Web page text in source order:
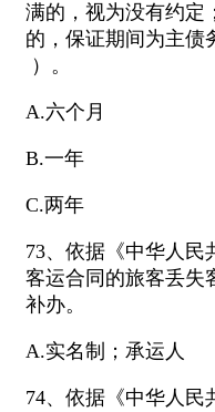
满的，视为没有约定
的，保证期间为主债
）。
A.六个月
B.一年
C.两年
73、依据《中华人民
客运合同的旅客丢
补办。
A.实名制；承运
74、依据《中华人民